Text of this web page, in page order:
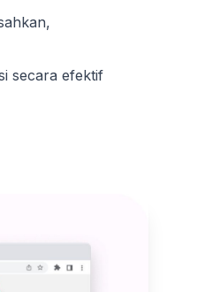
secara efektif